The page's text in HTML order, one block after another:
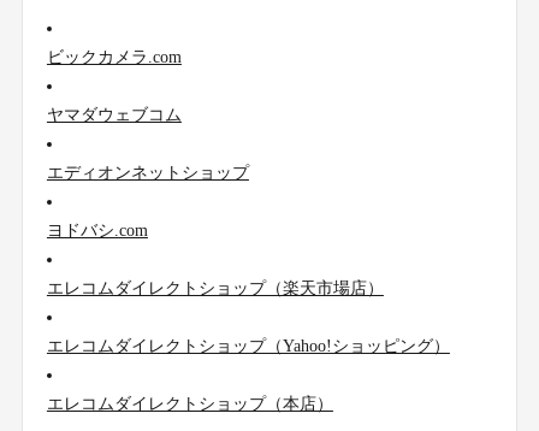
ビックカメラ.com
ヤマダウェブコム
エディオンネットショップ
ヨドバシ.com
エレコムダイレクトショップ（楽天市場店）
エレコムダイレクトショップ（Yahoo!ショッピング）
エレコムダイレクトショップ（本店）